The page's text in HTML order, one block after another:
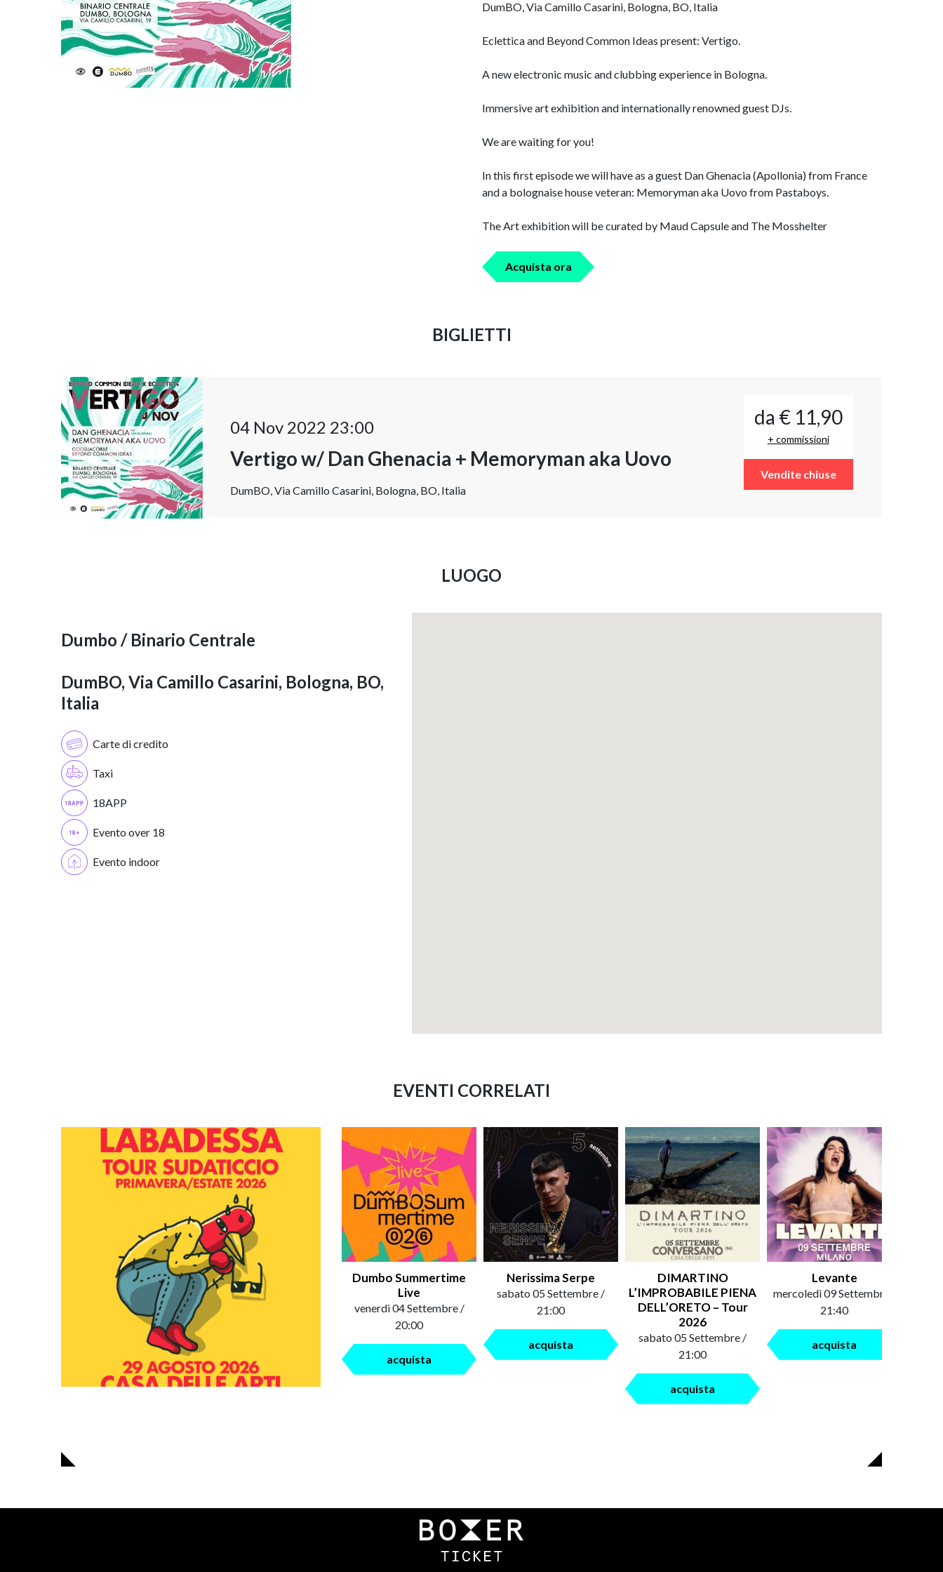
DumBO, Via Camillo Casarini, Bologna, BO, Italia
Eclettica and Beyond Common Ideas present: Vertigo.
A new electronic music and clubbing experience in Bologna.
Immersive art exhibition and internationally renowned guest DJs.
We are waiting for you!
In this first episode we will have as a guest Dan Ghenacia (Apollonia) from France
and a bolognaise house veteran: Memoryman aka Uovo from Pastaboys.
The Art exhibition will be curated by Maud Capsule and The Mosshelter
Acquista ora
BIGLIETTI
04 Nov 2022 23:00
Vertigo w/ Dan Ghenacia + Memoryman aka Uovo
DumBO, Via Camillo Casarini, Bologna, BO, Italia
da € 11,90
+ commissioni
Vendite chiuse
LUOGO
Dumbo / Binario Centrale
DumBO, Via Camillo Casarini, Bologna, BO,
Italia
Carte di credito
Taxi
18APP
Evento over 18
Evento indoor
EVENTI CORRELATI
Dumbo Summertime
Live
venerdì 04 Settembre /
20:00
acquista
Nerissima Serpe
sabato 05 Settembre /
21:00
acquista
DIMARTINO
L’IMPROBABILE PIENA
DELL’ORETO – Tour
2026
sabato 05 Settembre /
21:00
acquista
Levante
mercoledì 09 Settembre /
21:40
acquista